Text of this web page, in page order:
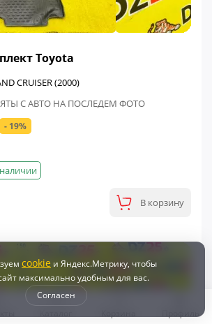
Toyota
CRUISER (2000)
С АВТО НА ПОСЛЕДЕМ ФОТО
- 19%
В корзину
cookie и Яндекс.Метрику, чтобы
максимально удобным для вас.
Согласен